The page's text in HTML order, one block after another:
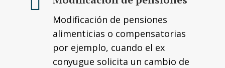
Modificación de pensiones
alimenticias o compensatorias
por ejemplo, cuando el ex
conyugue solicita un cambio de